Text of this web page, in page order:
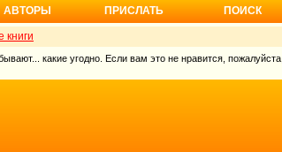
АВТОРЫ ПРИСЛАТЬ ПОИСК
книги
какие угодно. Если вам это не нравится, пожалуйста,